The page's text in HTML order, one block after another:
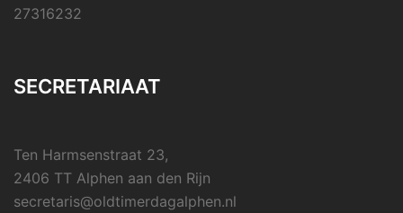
27316232
SECRETARIAAT
Ten Harmsenstraat 23,
2406 TT Alphen aan den Rijn
secretaris@oldtimerdagalphen.nl